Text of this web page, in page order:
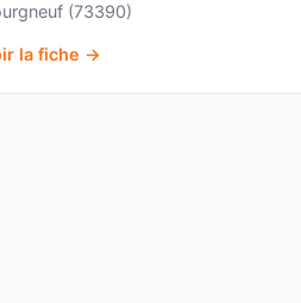
(73390)
la fiche →